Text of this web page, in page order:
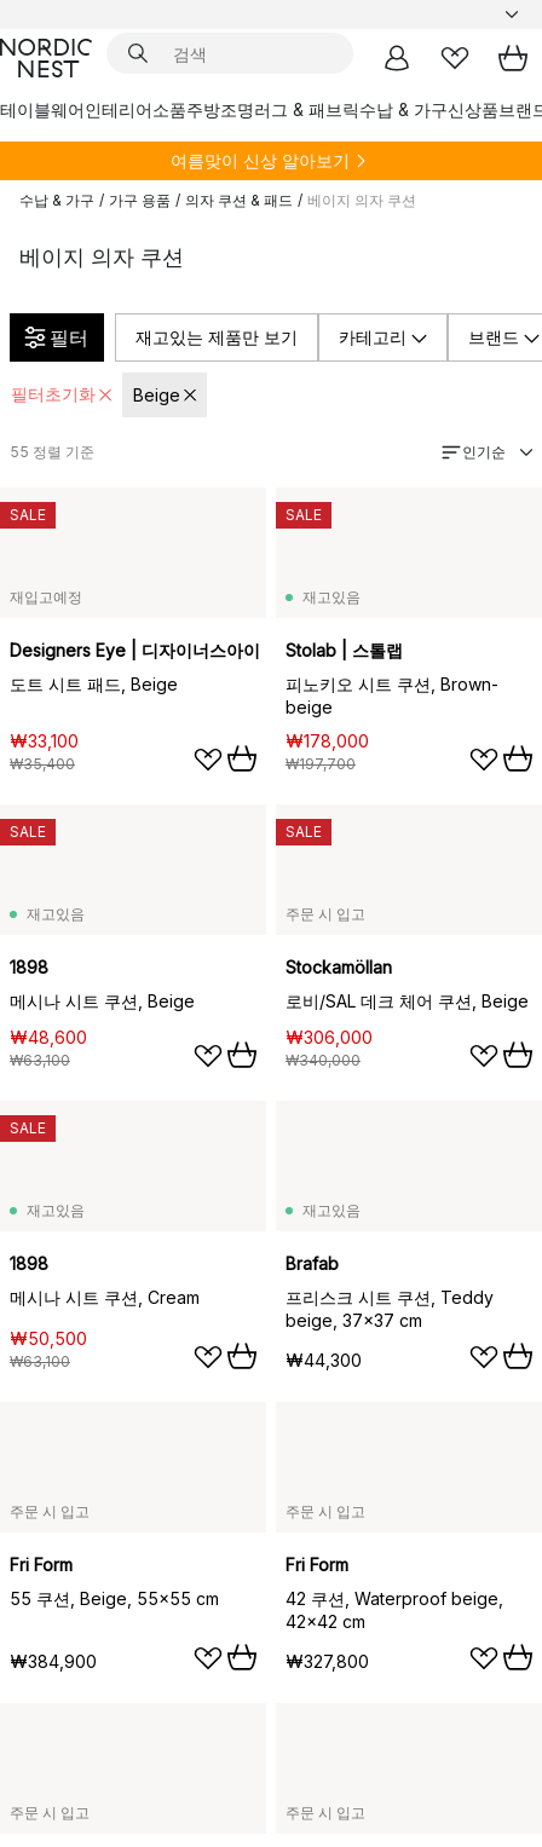
테이블웨어인테리어소품주방조명러그 & 패브릭수납 & 가구신상품브랜
여름맞이 신상 알아보기
수납 & 가구 / 가구 용품 / 의자 쿠션 & 패드 / 베이지 의자 쿠션
베이지 의자 쿠션
필터 재고있는 제품만 보기 카테고리 브랜드
필터초기화 Beige
55 정렬 기준 인기순
재입고예정
Designers Eye | 디자이너스아이
도트 시트 패드, Beige
₩33,100
₩35,400
SALE
재고있음
Stolab | 스톨랩
피노키오 시트 쿠션, Brown-
beige
₩178,000
₩197,700
SALE
재고있음
1898
메시나 시트 쿠션, Beige
₩48,600
₩63,100
SALE
주문 시 입고
Stockamöllan
로비/SAL 데크 체어 쿠션, Beige
₩306,000
₩340,000
SALE
재고있음
1898
메시나 시트 쿠션, Cream
₩50,500
₩63,100
SALE
재고있음
Brafab
프리스크 시트 쿠션, Teddy
beige, 37x37 cm
₩44,300
주문 시 입고
Fri Form
55 쿠션, Beige, 55x55 cm
₩384,900
주문 시 입고
Fri Form
42 쿠션, Waterproof beige,
42x42 cm
₩327,800
주문 시 입고 주문 시 입고